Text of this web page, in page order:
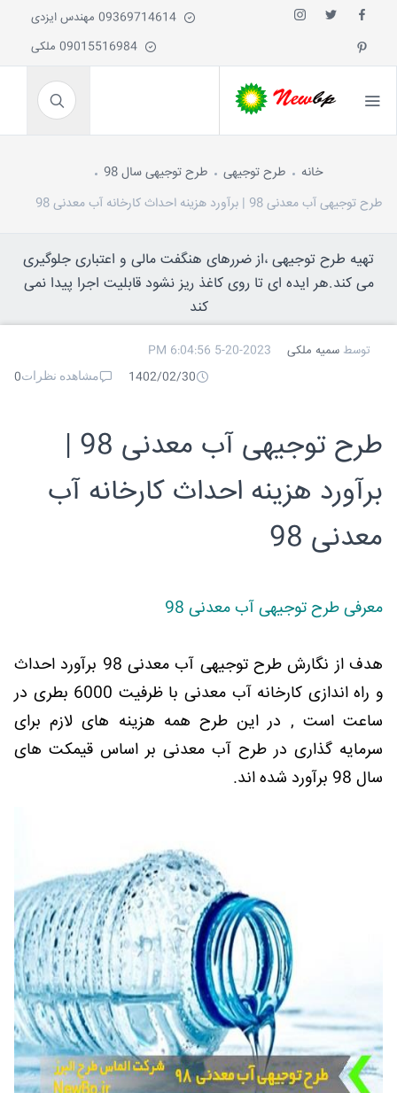
خانه طرح توجیهی
طرح توجیهی سال 98
طرح توجیهی آب معدنی 98 | برآورد هزینه احداث کارخانه آب معدنی 98
تهیه طرح توجیهی ،از ضررهای هنگفت مالی و اعتباری جلوگیری
می کند.هر ایده ای تا روی کاغذ ریز نشود قابلیت اجرا پیدا نمی
کند
توسط سمیه ملکی
5-20-2023 6:04:56 PM
1402/02/30
مشاهده نظرات0
طرح توجیهی آب معدنی 98 |
برآورد هزینه احداث کارخانه آب
معدنی 98
معرفی طرح توجیهی آب معدنی 98
هدف از نگارش طرح توجیهی آب معدنی 98 برآورد احداث
و راه اندازی کارخانه آب معدنی با ظرفیت 6000 بطری در
ساعت است , در این طرح همه هزینه های لازم برای
سرمایه گذاری در طرح آب معدنی بر اساس قیمکت های
سال 98 برآورد شده اند.